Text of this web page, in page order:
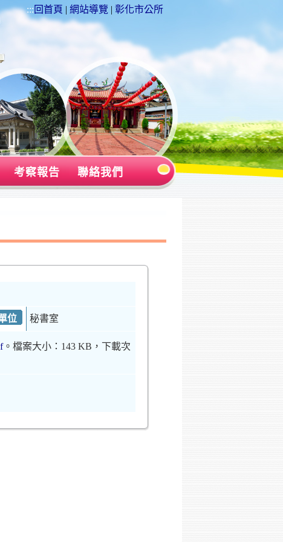
::: 回首頁 | 網站導覽 | 彰化市公所
考察報告 聯絡我們
位 秘書室
。檔案大小：143 KB，下載次